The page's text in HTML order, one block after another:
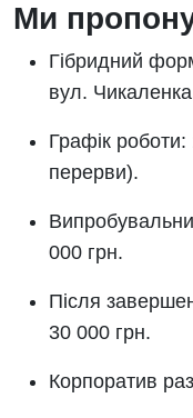
Ми
Гібридний
вул.
Графік
перерви).
000 грн.
Після
30 000 грн.
Корпоратив